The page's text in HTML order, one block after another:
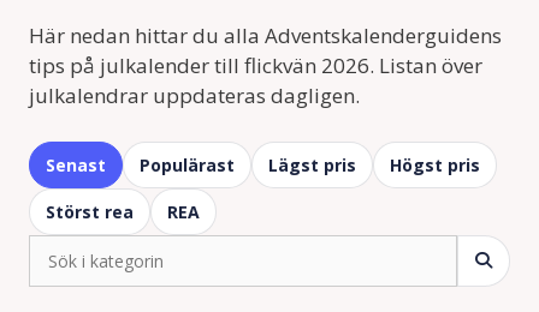
Här nedan hittar du alla Adventskalenderguidens
tips på julkalender till flickvän 2026. Listan över
julkalendrar uppdateras dagligen.
Senast Populärast Lägst pris Högst pris
Störst rea REA